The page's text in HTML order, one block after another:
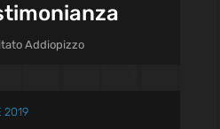
Addiopizzo
2019